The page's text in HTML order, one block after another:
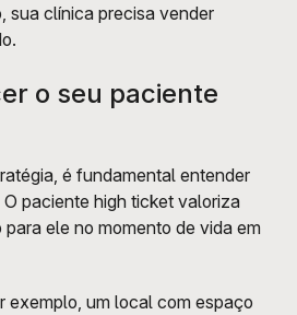
sua clínica precisa vender
o seu paciente
é fundamental entender
paciente high ticket valoriza
ele no momento de vida em
exemplo, um local com espaço